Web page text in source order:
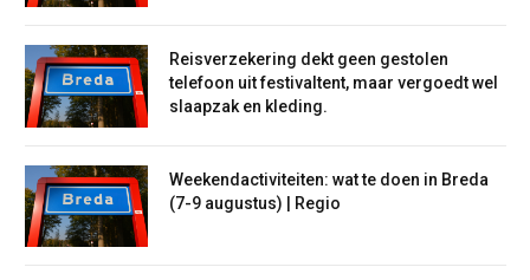
Reisverzekering dekt geen gestolen
telefoon uit festivaltent, maar vergoedt wel
slaapzak en kleding.
Weekendactiviteiten: wat te doen in Breda
(7-9 augustus) | Regio